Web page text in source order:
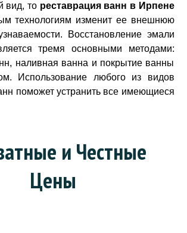
вид, то реставрация ванн в Ирпене
технологиям изменит ее внешнюю
Восстановление эмали
тремя основными методами:
наливная ванна и покрытие ванны
Использование любого из видов
поможет устранить все имеющиеся
и Честные
Цены